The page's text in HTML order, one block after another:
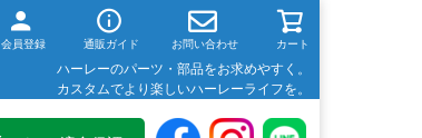
会員登録 通販ガイド お問い合わせ カート
ハーレーのパーツ・部品をお求めやすく。
カスタムでより楽しいハーレーライフを。